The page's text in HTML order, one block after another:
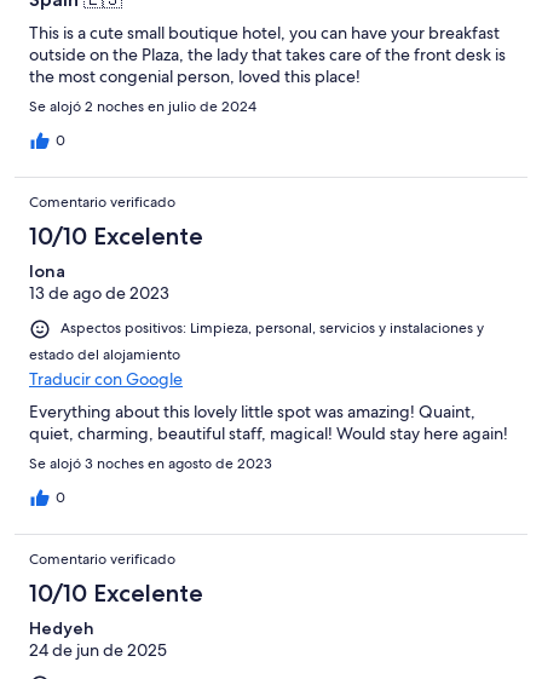
This is a cute small boutique hotel, you can have your breakfast
outside on the Plaza, the lady that takes care of the front desk is
the most congenial person, loved this place!
Se alojó 2 noches en julio de 2024
0
Comentario verificado
10/10 Excelente
Iona
13 de ago de 2023
Aspectos positivos: Limpieza, personal, servicios y instalaciones y
estado del alojamiento
Traducir con Google
Everything about this lovely little spot was amazing! Quaint,
quiet, charming, beautiful staff, magical! Would stay here again!
Se alojó 3 noches en agosto de 2023
0
Comentario verificado
10/10 Excelente
Hedyeh
24 de jun de 2025